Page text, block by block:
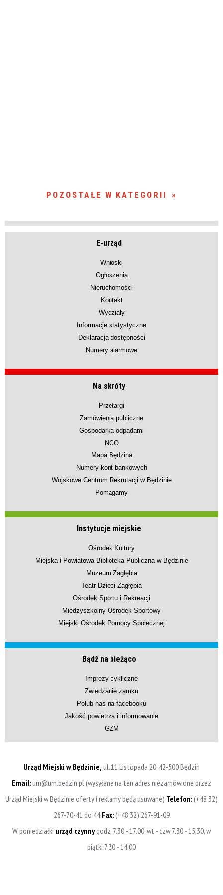
POZOSTAŁE W KATEGORII
E-urząd
Wnioski
Ogłoszenia
Nieruchomości
Kontakt
Wydziały
Informacje statystyczne
Deklaracja dostępności
Numery alarmowe
Na skróty
Przetargi
Zamówienia publiczne
Gospodarka odpadami
NGO
Mapa Będzina
Numery kont bankowych
Wojskowe Centrum Rekrutacji w Będzinie
Pomagamy
Instytucje miejskie
Ośrodek Kultury
Miejska i Powiatowa Biblioteka Publiczna w Będzinie
Muzeum Zagłębia
Teatr Dzieci Zagłębia
Ośrodek Sportu i Rekreacji
Międzyszkolny Ośrodek Sportowy
Miejski Ośrodek Pomocy Społecznej
Bądź na bieżąco
Imprezy cykliczne
Zwiedzanie zamku
Polub nas na facebooku
Jakość powietrza i informowanie
GZM
Urząd Miejski w Będzinie, ul. 11 Listopada 20, 42-500 Będzin
Email:um@um.bedzin.pl (wysyłane na ten adres niezamówione przez
Urząd Miejski w Będzinie oferty i reklamy będą usuwane) Telefon:(+48 32)
267-70-41 do 44Fax:(+48 32) 267-91-09
W poniedziałki urząd czynnygodz. 7.30 - 17.00, wt - czw 7.30 - 15.30, w
piątki 7.30 - 14.00